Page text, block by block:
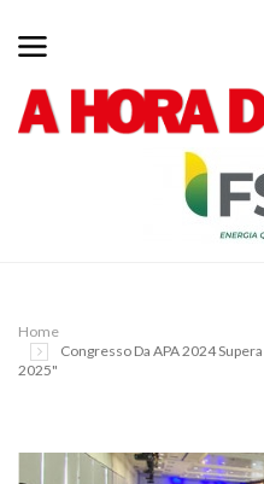
Home
Congresso Da APA 2024
2025"